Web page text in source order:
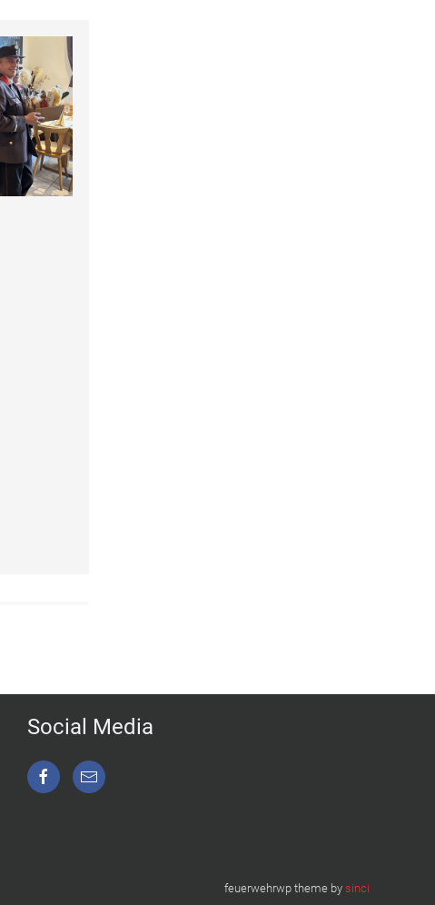
Social Media
feuerwehrwp theme by sinci